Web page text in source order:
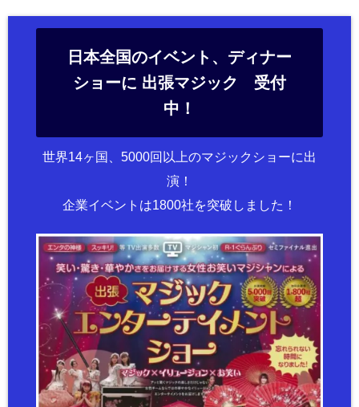
日本全国のイベント、ディナー
ショーに 出張マジック 受付
中！
世界14ヶ国、5000回以上のマジックショーに出
演！
企業イベントは1800社を突破しました！